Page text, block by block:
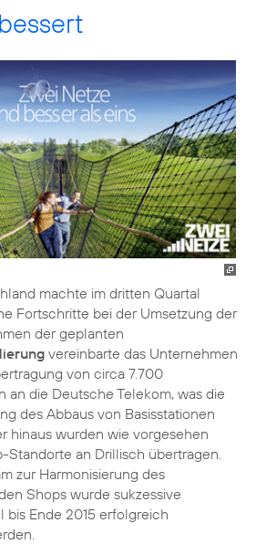
machte im dritten Quartal
Fortschritte bei der Umsetzung der
der geplanten
vereinbarte das Unternehmen
von circa 7.700
an die Deutsche Telekom, was die
des Abbaus von Basisstationen
hinaus wurden wie vorgesehen
Standorte an Drillisch übertragen.
zur Harmonisierung des
Shops wurde sukzessive
bis Ende 2015 erfolgreich